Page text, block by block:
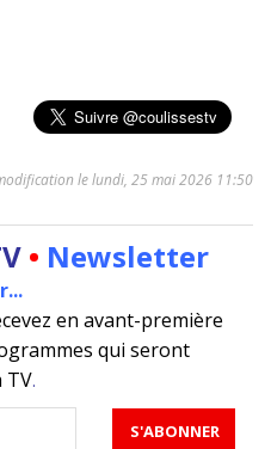
le lundi, 25 mai 2026 11:50
• Newsletter
en avant-première
qui seront
TV.